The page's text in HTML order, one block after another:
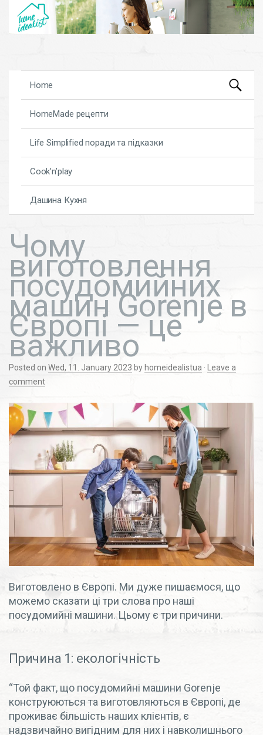
Skip to content
Home
HomeMade рецепти
Life Simplified поради та підказки
Cook’n’play
Дашина Кухня
Search
for:
Чому
виготовлення
посудомийних
машин Gorenje в
Європі — це
важливо
Posted on Wed, 11. January 2023 by homeidealistua ·
Leave a
comment
Виготовлено в Європі. Ми дуже пишаємося, що
можемо сказати ці три слова про наші
посудомийні машини. Цьому є три причини.
Причина 1: екологічність
“Той факт, що посудомийні машини Gorenje
конструюються та виготовляються в Європі, де
проживає більшість наших клієнтів, є
надзвичайно вигідним для них і навколишнього